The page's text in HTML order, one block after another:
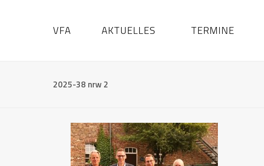
VFA AKTUELLES TERMINE
2025-38 nrw 2